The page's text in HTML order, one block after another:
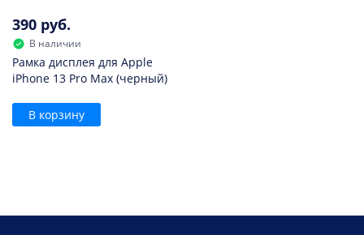
390 руб.
В наличии
Рамка дисплея для Apple
iPhone 13 Pro Max (черный)
В корзину